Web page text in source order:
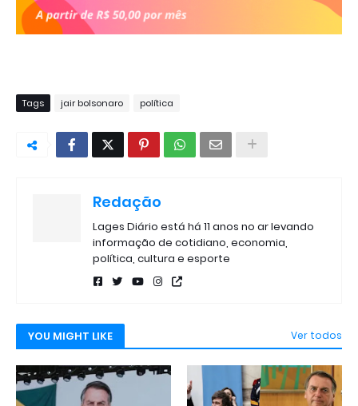
Tags jair bolsonaro política
Redação
Lages Diário está há 11 anos no ar levando
informação de cotidiano, economia,
política, cultura e esporte
YOU MIGHT LIKE Ver todos